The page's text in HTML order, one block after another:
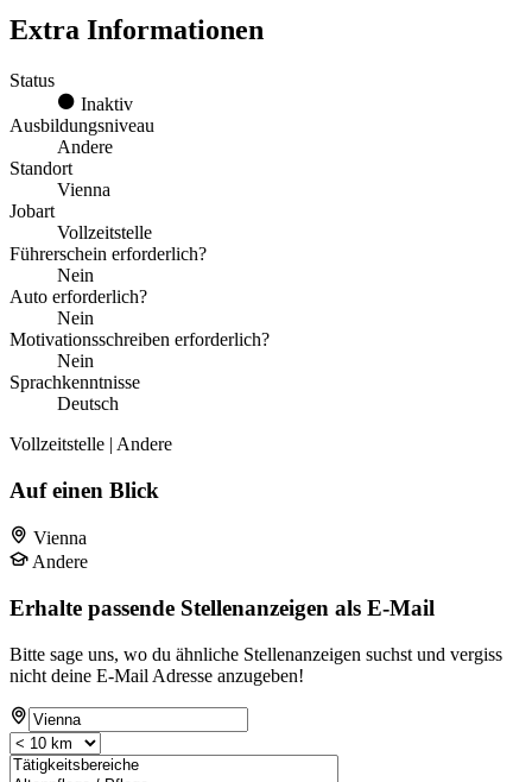
Extra Informationen
Status
Inaktiv
Ausbildungsniveau
Andere
Standort
Vienna
Jobart
Vollzeitstelle
Führerschein erforderlich?
Nein
Auto erforderlich?
Nein
Motivationsschreiben erforderlich?
Nein
Sprachkenntnisse
Deutsch
Vollzeitstelle | Andere
Auf einen Blick
Vienna
Andere
Erhalte passende Stellenanzeigen als E-Mail
Bitte sage uns, wo du ähnliche Stellenanzeigen suchst und vergiss
nicht deine E-Mail Adresse anzugeben!